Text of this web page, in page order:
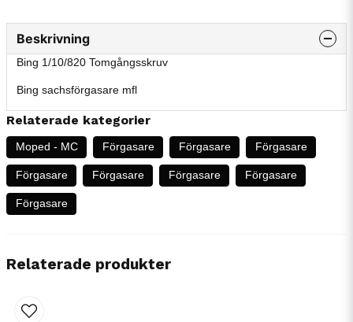
Beskrivning
Bing 1/10/820 Tomgångsskruv
Bing sachsförgasare mfl
Relaterade kategorier
Moped - MC Förgasare Förgasare Förgasare
Förgasare Förgasare Förgasare Förgasare
Förgasare
Relaterade produkter